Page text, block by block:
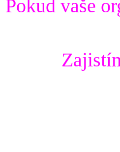
Pokud vaše